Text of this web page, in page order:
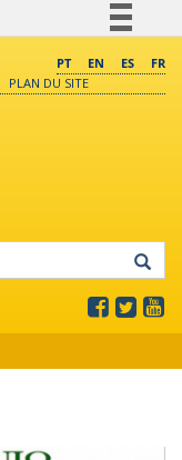
Comunica BR
PT EN ES
FR
PLAN DU SITE